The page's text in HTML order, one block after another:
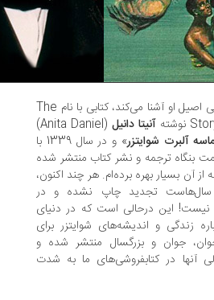
اما تنها کتابی که ما را با زندگی اصیل او آشنا می‌کند، کتابی با نام The
آنیتا دانیل
شوایتزر
» و در سال 1339 با
ترجمه و نشر کتاب منتشر شده
بهره برده‌ام. هر چند اکنون،
تجدید چاپ نشده و در
این درحالی است که در دنیای
و اندیشه‌های شوایتزر برای
و بزرگسال منتشر شده و
در کتابفروشی‌های ما به ‌شدت